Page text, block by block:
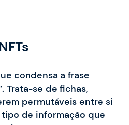
condensa a frase
Trata-se de fichas,
permutáveis entre si
de informação que